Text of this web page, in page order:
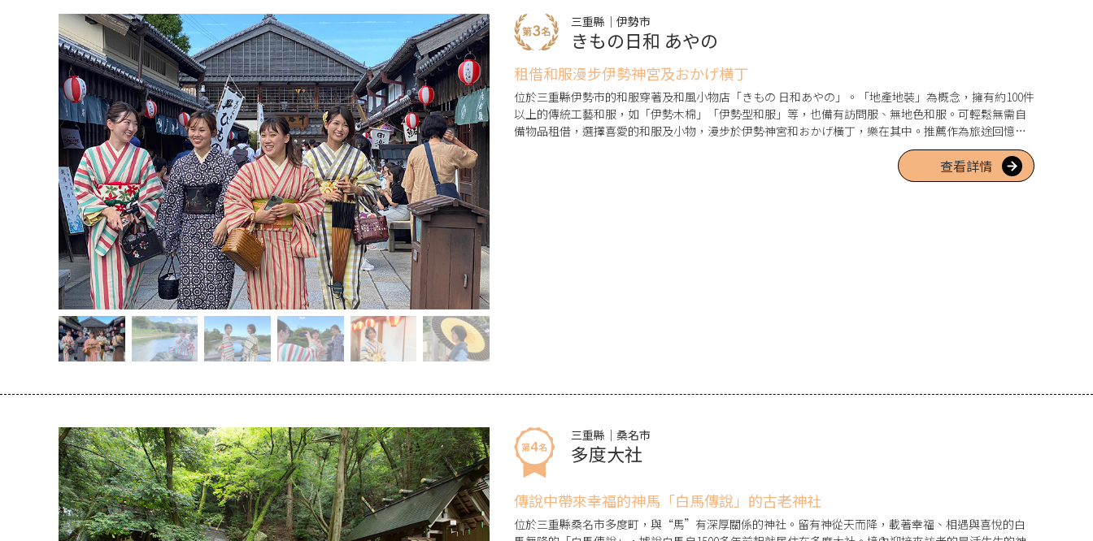
三重縣｜伊勢市
きもの日和 あやの
租借和服漫步伊勢神宮及おかげ横丁
位於三重縣伊勢市的和服穿著及和風小物店「きもの 日和あやの」。「地產地裝」為概念，擁有約100件
以上的傳統工藝和服，如「伊勢木棉」「伊勢型和服」等，也備有訪問服、無地色和服。可輕鬆無需自
備物品租借，選擇喜愛的和服及小物，漫步於伊勢神宮和おかげ橫丁，樂在其中。推薦作為旅途回憶的
查看詳情
三重縣｜桑名市
多度大社
傳說中帶來幸福的神馬「白馬傳說」的古老神社
位於三重縣桑名市多度町，與“馬”有深厚關係的神社。留有神從天而降，載著幸福、相遇與喜悅的白